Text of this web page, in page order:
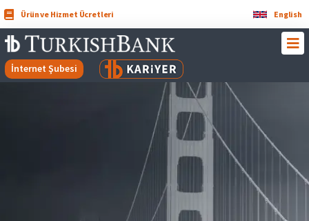
English
Ürün ve Hizmet Ücretleri
İnternet Şubesi